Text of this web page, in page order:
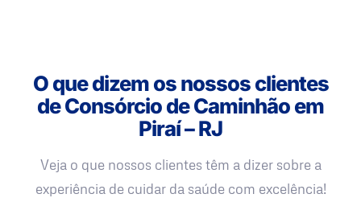
O que dizem os nossos clientes
de Consórcio de Caminhão em
Piraí – RJ
Veja o que nossos clientes têm a dizer sobre a
experiência de cuidar da saúde com excelência!